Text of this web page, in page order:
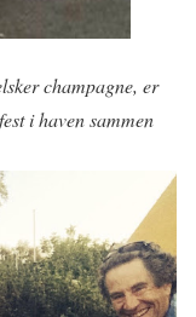
champagne, er
i haven sammen